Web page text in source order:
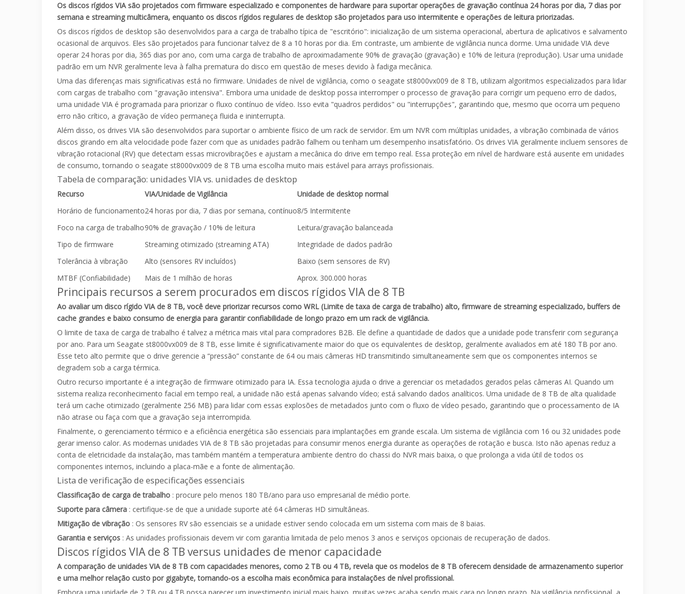
Os discos rígidos VIA são projetados com firmware especializado e componentes de hardware para suportar operações de gravação contínua 24 horas por dia, 7 dias por
semana e streaming multicâmera, enquanto os discos rígidos regulares de desktop são projetados para uso intermitente e operações de leitura priorizadas.
Os discos rígidos de desktop são desenvolvidos para a carga de trabalho típica de "escritório": inicialização de um sistema operacional, abertura de aplicativos e salvamento
ocasional de arquivos. Eles são projetados para funcionar talvez de 8 a 10 horas por dia. Em contraste, um ambiente de vigilância nunca dorme. Uma unidade VIA deve
operar 24 horas por dia, 365 dias por ano, com uma carga de trabalho de aproximadamente 90% de gravação (gravação) e 10% de leitura (reprodução). Usar uma unidade
padrão em um NVR geralmente leva à falha prematura do disco em questão de meses devido à fadiga mecânica.
Uma das diferenças mais significativas está no firmware. Unidades de nível de vigilância, como o seagate st8000vx009 de 8 TB, utilizam algoritmos especializados para lidar
com cargas de trabalho com "gravação intensiva". Embora uma unidade de desktop possa interromper o processo de gravação para corrigir um pequeno erro de dados,
uma unidade VIA é programada para priorizar o fluxo contínuo de vídeo. Isso evita "quadros perdidos" ou "interrupções", garantindo que, mesmo que ocorra um pequeno
erro não crítico, a gravação de vídeo permaneça fluida e ininterrupta.
Além disso, os drives VIA são desenvolvidos para suportar o ambiente físico de um rack de servidor. Em um NVR com múltiplas unidades, a vibração combinada de vários
discos girando em alta velocidade pode fazer com que as unidades padrão falhem ou tenham um desempenho insatisfatório. Os drives VIA geralmente incluem sensores de
vibração rotacional (RV) que detectam essas microvibrações e ajustam a mecânica do drive em tempo real. Essa proteção em nível de hardware está ausente em unidades
de consumo, tornando o seagate st8000vx009 de 8 TB uma escolha muito mais estável para arrays profissionais.
Tabela de comparação: unidades VIA vs. unidades de desktop
Recurso VIA/Unidade de Vigilância
Unidade de desktop normal
Horário de funcionamento24 horas por dia, 7 dias por semana, contínuo8/5 Intermitente
Foco na carga de trabalho90% de gravação / 10% de leitura
Leitura/gravação balanceada
Tipo de firmware
Streaming otimizado (streaming ATA)
Integridade de dados padrão
Tolerância à vibração
Alto (sensores RV incluídos)
Baixo (sem sensores de RV)
MTBF (Confiabilidade)
Mais de 1 milhão de horas Aprox. 300.000 horas
Principais recursos a serem procurados em discos rígidos VIA de 8 TB
Ao avaliar um disco rígido VIA de 8 TB, você deve priorizar recursos como WRL (Limite de taxa de carga de trabalho) alto, firmware de streaming especializado, buffers de
cache grandes e baixo consumo de energia para garantir confiabilidade de longo prazo em um rack de vigilância.
O limite de taxa de carga de trabalho é talvez a métrica mais vital para compradores B2B. Ele define a quantidade de dados que a unidade pode transferir com segurança
por ano. Para um Seagate st8000vx009 de 8 TB, esse limite é significativamente maior do que os equivalentes de desktop, geralmente avaliados em até 180 TB por ano.
Esse teto alto permite que o drive gerencie a “pressão” constante de 64 ou mais câmeras HD transmitindo simultaneamente sem que os componentes internos se
degradem sob a carga térmica.
Outro recurso importante é a integração de firmware otimizado para IA. Essa tecnologia ajuda o drive a gerenciar os metadados gerados pelas câmeras AI. Quando um
sistema realiza reconhecimento facial em tempo real, a unidade não está apenas salvando vídeo; está salvando dados analíticos. Uma unidade de 8 TB de alta qualidade
terá um cache otimizado (geralmente 256 MB) para lidar com essas explosões de metadados junto com o fluxo de vídeo pesado, garantindo que o processamento de IA
não atrase ou faça com que a gravação seja interrompida.
Finalmente, o gerenciamento térmico e a eficiência energética são essenciais para implantações em grande escala. Um sistema de vigilância com 16 ou 32 unidades pode
gerar imenso calor. As modernas unidades VIA de 8 TB são projetadas para consumir menos energia durante as operações de rotação e busca. Isto não apenas reduz a
conta de eletricidade da instalação, mas também mantém a temperatura ambiente dentro do chassi do NVR mais baixa, o que prolonga a vida útil de todos os
componentes internos, incluindo a placa-mãe e a fonte de alimentação.
Lista de verificação de especificações essenciais
Classificação de carga de trabalho : procure pelo menos 180 TB/ano para uso empresarial de médio porte.
Suporte para câmera : certifique-se de que a unidade suporte até 64 câmeras HD simultâneas.
Mitigação de vibração : Os sensores RV são essenciais se a unidade estiver sendo colocada em um sistema com mais de 8 baias.
Garantia e serviços : As unidades profissionais devem vir com garantia limitada de pelo menos 3 anos e serviços opcionais de recuperação de dados.
Discos rígidos VIA de 8 TB versus unidades de menor capacidade
A comparação de unidades VIA de 8 TB com capacidades menores, como 2 TB ou 4 TB, revela que os modelos de 8 TB oferecem densidade de armazenamento superior
e uma melhor relação custo por gigabyte, tornando-os a escolha mais econômica para instalações de nível profissional.